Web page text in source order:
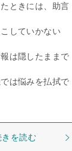
ときには、助言
していかない
は隠したままで
は悩みを払拭で
きを読む